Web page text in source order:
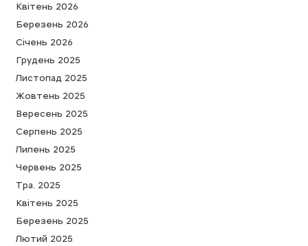
Квітень 2026
Березень 2026
Cічень 2026
Грудень 2025
Листопад 2025
Жовтень 2025
Вересень 2025
Серпень 2025
Липень 2025
Червень 2025
Тра. 2025
Квітень 2025
Березень 2025
Лютий 2025